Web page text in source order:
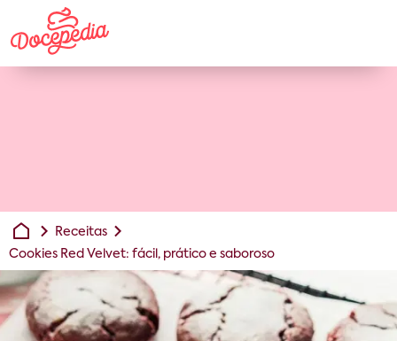
Receitas
Cookies Red Velvet: fácil, prático e saboroso